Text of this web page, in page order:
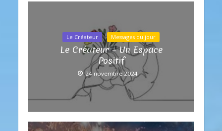
Le Créateur Messages du jour
Le Créateur – Un Espace
Positif
24 novembre 2024